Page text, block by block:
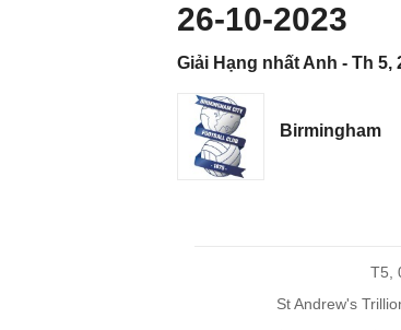
26-10-2023
Giải Hạng nhất Anh - Th 5,
Birmingham
T5,
St Andrew's